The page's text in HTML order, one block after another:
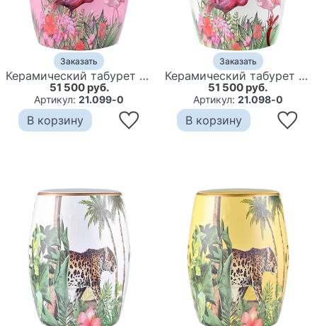
Заказать
Керамический табурет Flamingo Tropical Animal Ceramic Stool Pink
51 500 руб.
Артикул:21.099-0
В корзину
Заказать
Керамический табурет Flamingo Tropical Animal Ceramic Stool White
51 500 руб.
Артикул: 21.098-0
В корзину